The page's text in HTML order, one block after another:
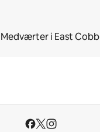
Medværter i East Cobb